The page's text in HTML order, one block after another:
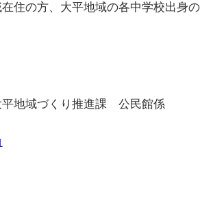
住の方、大平地域の各中学校出身の
平地域づくり推進課 公民館係